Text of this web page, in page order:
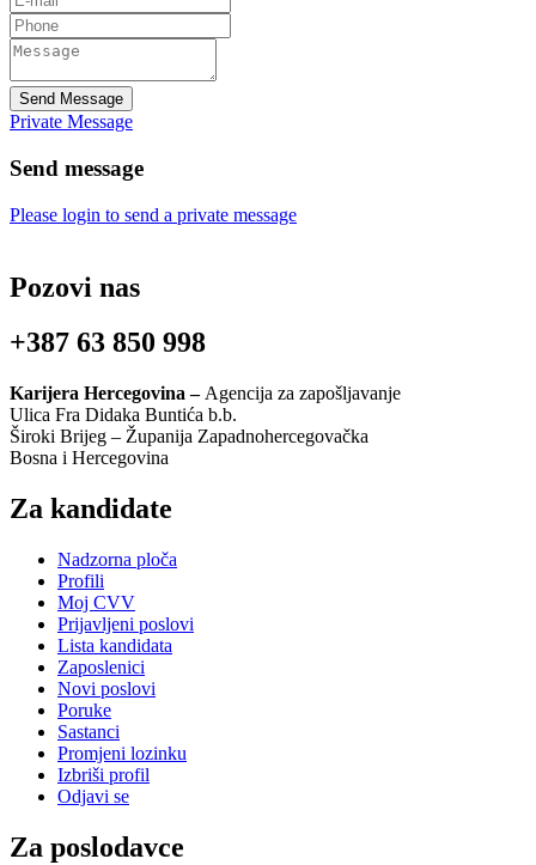
Send Message
Private Message
Send message
Please login to send a private message
Pozovi nas
+387 63 850 998
Karijera Hercegovina – Agencija za zapošljavanje
Ulica Fra Didaka Buntića b.b.
Široki Brijeg – Županija Zapadnohercegovačka
Bosna i Hercegovina
Za kandidate
Nadzorna ploča
Profili
Moj CVV
Prijavljeni poslovi
Lista kandidata
Zaposlenici
Novi poslovi
Poruke
Sastanci
Promjeni lozinku
Izbriši profil
Odjavi se
Za poslodavce